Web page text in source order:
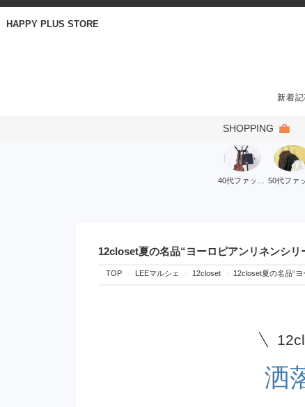
HAPPY PLUS STORE
新着記
SHOPPING
12closet夏の名品“ヨーロピアンリネンシ
TOP LEEマルシェ 12closet 12closet夏の名品“
洒